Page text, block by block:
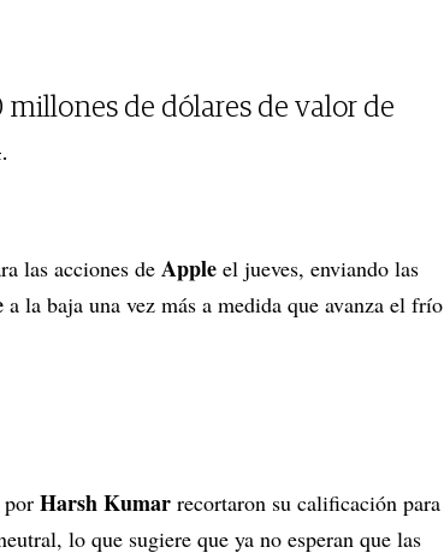
de dólares de valor de
las acciones de Apple el jueves, enviando las
a la baja una vez más a medida que avanza el frío
Harsh Kumar recortaron su calificación para
lo que sugiere que ya no esperan que las